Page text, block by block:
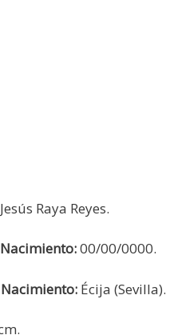
Raya Reyes.
00/00/0000.
Écija (Sevilla).